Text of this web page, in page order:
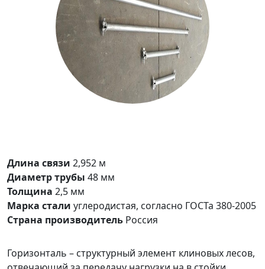
Длина связи 2,952 м
Диаметр трубы 48 мм
Толщина 2,5 мм
Марка стали углеродистая, согласно ГОСТа 380-2005
Страна производитель Россия
Горизонталь – структурный элемент клиновых лесов,